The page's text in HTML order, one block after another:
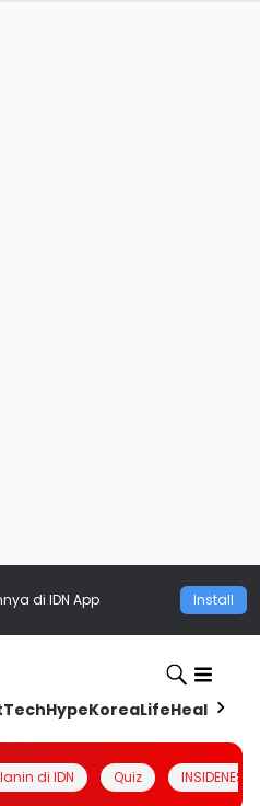
di IDN App Install
TechHypeKoreaLifeHealth
di IDN Quiz INSIDENESIA